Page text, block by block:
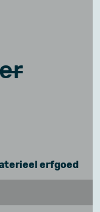
erfgoed